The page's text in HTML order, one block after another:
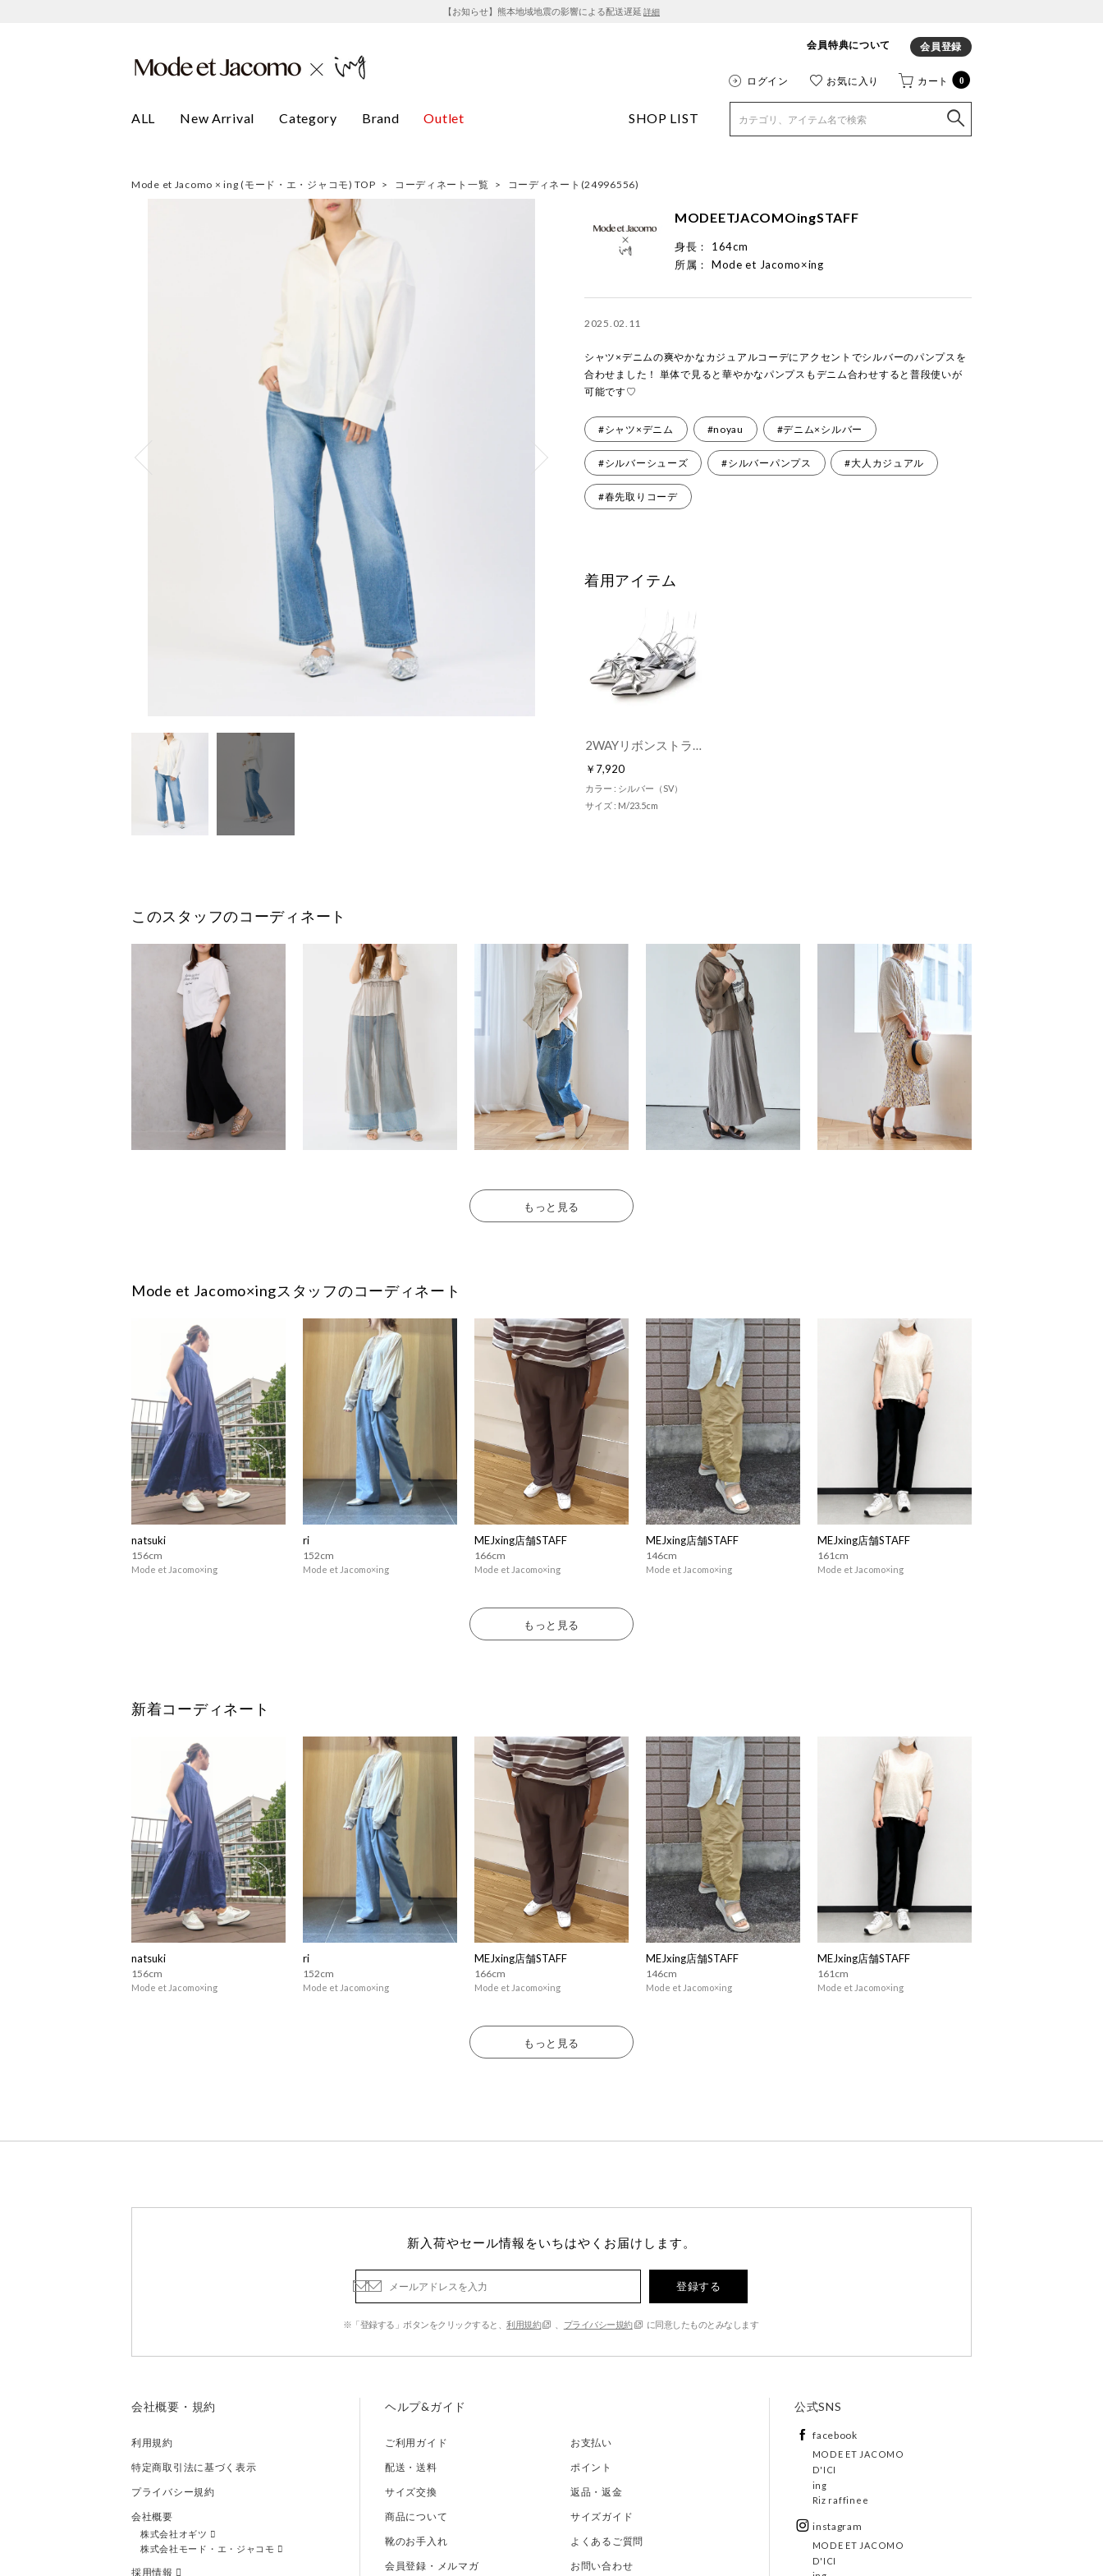
【お知らせ】熊本地域地震の影響による配送遅延 詳細
会員特典について 会員登録
ログイン お気に入り カート 0
ALL New Arrival Category Brand Outlet SHOP LIST
Mode et Jacomo × ing (モード・エ・ジャコモ) TOP > コーディネート一覧 > コーディネート(24996556)
MODEETJACOMOingSTAFF
身長：
164cm
所属： Mode et Jacomo×ing
2025.02.11
シャツ×デニムの爽やかなカジュアルコーデにアクセントでシルバーのパンプスを
合わせました！ 単体で見ると華やかなパンプスもデニム合わせすると普段使いが
可能です♡
#シャツ×デニム #noyau #デニム×シルバー
#シルバーシューズ #シルバーパンプス #大人カジュアル
#春先取りコーデ
着用アイテム
2WAYリボンストラップミュールパンプス （シルバー）
￥7,920
カラー : シルバー（SV）
サイズ : M/23.5cm
このスタッフのコーディネート
もっと見る
Mode et Jacomo×ingスタッフのコーディネート
natsuki
156cm
Mode et Jacomo×ing
ri
152cm
Mode et Jacomo×ing
MEJxing店舗STAFF
166cm
Mode et Jacomo×ing
MEJxing店舗STAFF
146cm
Mode et Jacomo×ing
MEJxing店舗STAFF
161cm
Mode et Jacomo×ing
もっと見る
新着コーディネート
natsuki
156cm
Mode et Jacomo×ing
ri
152cm
Mode et Jacomo×ing
MEJxing店舗STAFF
166cm
Mode et Jacomo×ing
MEJxing店舗STAFF
146cm
Mode et Jacomo×ing
MEJxing店舗STAFF
161cm
Mode et Jacomo×ing
もっと見る
新入荷やセール情報をいちはやくお届けします。
登録する
※「登録する」ボタンをクリックすると、利用規約 プライバシー規約 に同意したものとみなします
会社概要・規約
利用規約
特定商取引法に基づく表示
プライバシー規約
会社概要
株式会社オギツ
株式会社モード・エ・ジャコモ
採用情報
ヘルプ&ガイド
ご利用ガイド
お支払い
配送・送料
ポイント
サイズ交換
返品・返金
商品について
サイズガイド
靴のお手入れ
よくあるご質問
会員登録・メルマガ
お問い合わせ
公式SNS
facebook
MODE ET JACOMO
D'ICI
ing
Riz raffinee
instagram
MODE ET JACOMO
D'ICI